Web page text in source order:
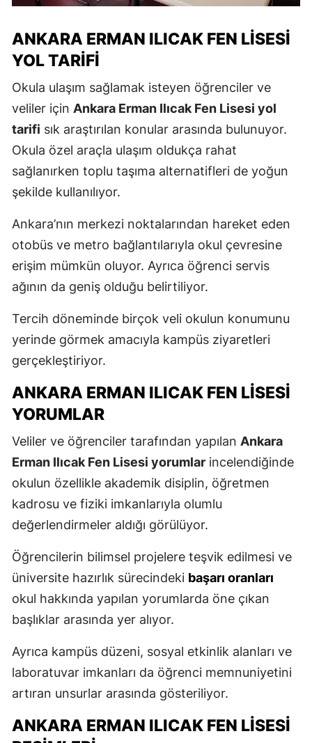
ANKARA ERMAN ILICAK FEN LISESI
YOL TARIFI
Okula ulaşım sağlamak isteyen öğrenciler ve
veliler için Ankara Erman Ilıcak Fen Lisesi yol
tarifi sık araştırılan konular arasında bulunuyor.
Okula özel araçla ulaşım oldukça rahat
sağlanırken toplu taşıma alternatifleri de yoğun
şekilde kullanılıyor.
Ankara’nın merkezi noktalarından hareket eden
otobüs ve metro bağlantılarıyla okul çevresine
erişim mümkün oluyor. Ayrıca öğrenci servis
ağının da geniş olduğu belirtiliyor.
Tercih döneminde birçok veli okulun konumunu
yerinde görmek amacıyla kampüs ziyaretleri
gerçekleştiriyor.
ANKARA ERMAN ILICAK FEN LISESI
YORUMLAR
Veliler ve öğrenciler tarafından yapılan Ankara
Erman Ilıcak Fen Lisesi yorumlar incelendiğinde
okulun özellikle akademik disiplin, öğretmen
kadrosu ve fiziki imkanlarıyla olumlu
değerlendirmeler aldığı görülüyor.
Öğrencilerin bilimsel projelere teşvik edilmesi ve
üniversite hazırlık sürecindeki başarı oranları
okul hakkında yapılan yorumlarda öne çıkan
başlıklar arasında yer alıyor.
Ayrıca kampüs düzeni, sosyal etkinlik alanları ve
laboratuvar imkanları da öğrenci memnuniyetini
artıran unsurlar arasında gösteriliyor.
ANKARA ERMAN ILICAK FEN LISESI